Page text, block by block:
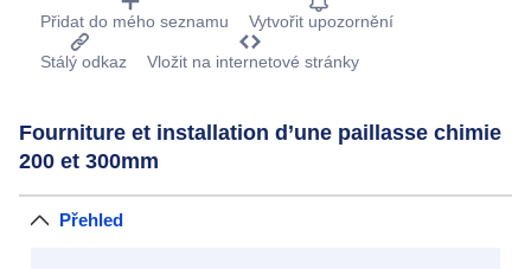
Přidat do mého seznamu Vytvořit upozornění
Stálý odkaz Vložit na internetové stránky
Fourniture et installation d’une paillasse chimie
200 et 300mm
Přehled